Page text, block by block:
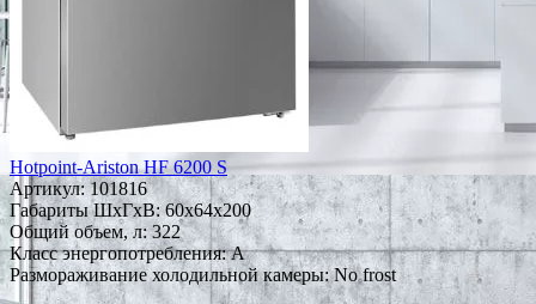
Hotpoint-Ariston HF 6200 S
Артикул:101816
Габариты ШxГxВ: 60x64x200
Общий объем, л: 322
Класс энергопотребления: A
Размораживание холодильной камеры: No frost